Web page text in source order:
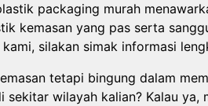
packaging murah
kemasan yang pas serta
silakan simak informasi
tetapi bingung dalam
wilayah kalian? Kalau ya,